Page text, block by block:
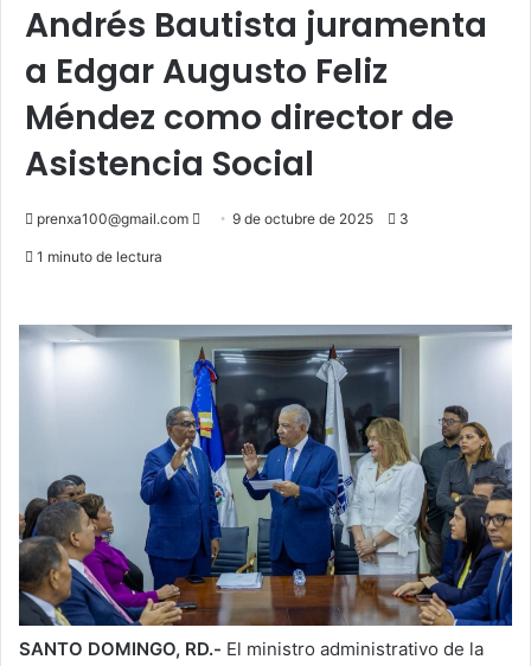
Andrés Bautista juramenta
a Edgar Augusto Feliz
Méndez como director de
Asistencia Social
prenxa100@gmail.com
Send9 de octubre de 2025 3
1 minuto de lectura
SANTO DOMINGO, RD.- El ministro administrativo de la